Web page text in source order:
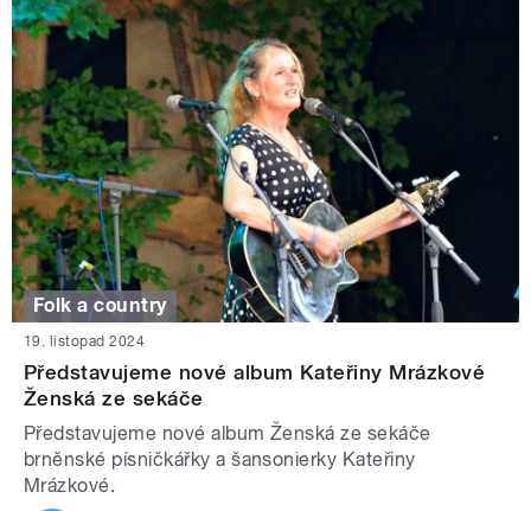
Folk a country
19. listopad 2024
Představujeme nové album Kateřiny Mrázkové
Ženská ze sekáče
Představujeme nové album Ženská ze sekáče
brněnské písničkářky a šansonierky Kateřiny
Mrázkové.